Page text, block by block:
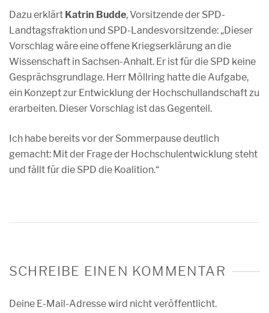
Dazu erklärt Katrin Budde, Vorsitzende der SPD-
Landtagsfraktion und SPD-Landesvorsitzende: „Dieser
Vorschlag wäre eine offene Kriegserklärung an die
Wissenschaft in Sachsen-Anhalt. Er ist für die SPD keine
Gesprächsgrundlage. Herr Möllring hatte die Aufgabe,
ein Konzept zur Entwicklung der Hochschullandschaft zu
erarbeiten. Dieser Vorschlag ist das Gegenteil.
Ich habe bereits vor der Sommerpause deutlich
gemacht: Mit der Frage der Hochschulentwicklung steht
und fällt für die SPD die Koalition.“
SCHREIBE EINEN KOMMENTAR
Deine E-Mail-Adresse wird nicht veröffentlicht.